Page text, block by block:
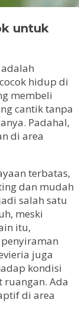
untuk
hidup di
membeli
cantik tanpa
Padahal,
di area
terbatas,
dan mudah
salah satu
meski
itu,
juga
kondisi
Ada
di area